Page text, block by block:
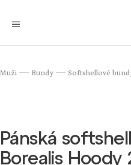
Muži / Bundy / Softshellové
Pánská
Borealis Hoody